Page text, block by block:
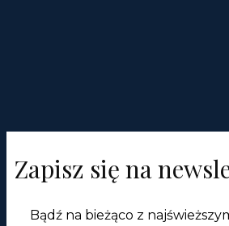
Zapisz się na
Bądź na bieżąco z